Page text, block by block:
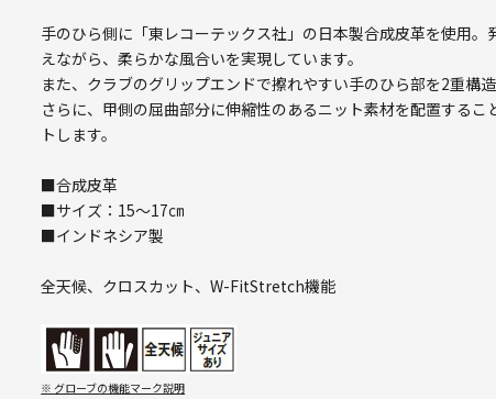
手のひら側に「東レコーテックス社」の日本製合成皮革を使用
えながら、柔らかな風合いを実現しています。
また、クラブのグリップエンドで擦れやすい手のひら部を2重構
さらに、甲側の屈曲部分に伸縮性のあるニット素材を配置する
トします。
■合成皮革
■サイズ：15～17㎝
■インドネシア製
全天候、クロスカット、W-FitStretch機能
※ グローブの機能マーク説明